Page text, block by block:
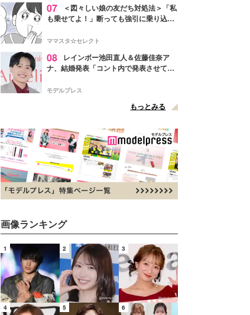
07
＜図々しい娘の友だち対処法＞「私
も乗せてよ！」断っても強引に乗り込ん
ママスタ☆セレクト
08
レインボー池田直人＆佐藤佳奈ア
ナ、結婚発表「コント内で発表させてい
点変更のため
モデルプレス
もっとみる
画像ランキング
1 2 3
4 5 6